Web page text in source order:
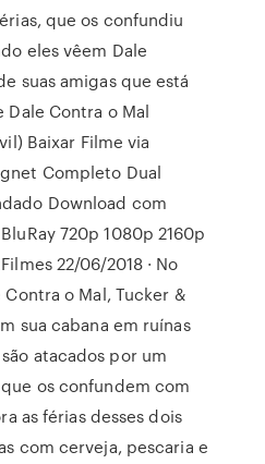
que os confundiu
eles vêem Dale
suas amigas que está
Dale Contra o Mal
Baixar Filme via
Completo Dual
Download com
720p 1080p 2160p
22/06/2018 · No
o Mal, Tucker &
sua cabana em ruínas
atacados por um
os confundem com
as férias desses dois
com cerveja, pescaria e